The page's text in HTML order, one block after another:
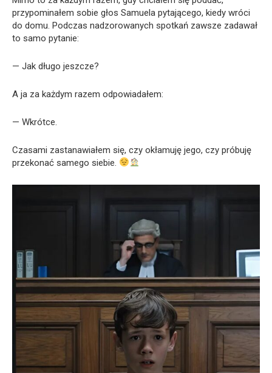
przypominałem sobie głos Samuela pytającego, kiedy wróci
do domu. Podczas nadzorowanych spotkań zawsze zadawał
to samo pytanie:
— Jak długo jeszcze?
A ja za każdym razem odpowiadałem:
— Wkrótce.
Czasami zastanawiałem się, czy okłamuję jego, czy próbuję
przekonać samego siebie.